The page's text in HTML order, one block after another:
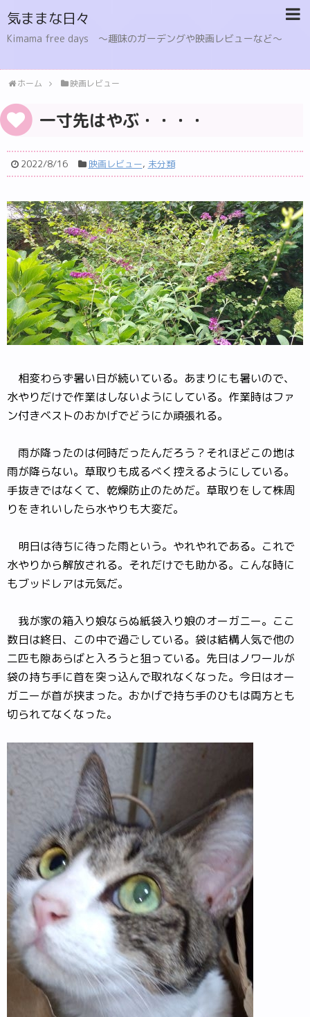
気ままな日々
Kimama free days 〜趣味のガーデングや映画レビューなど〜
ホーム 映画レビュー
一寸先はやぶ・・・・
2022/8/16 映画レビュー, 未分類
相変わらず暑い日が続いている。あまりにも暑いので、
水やりだけで作業はしないようにしている。作業時はファ
ン付きベストのおかげでどうにか頑張れる。
雨が降ったのは何時だったんだろう？それほどこの地は
雨が降らない。草取りも成るべく控えるようにしている。
手抜きではなくて、乾燥防止のためだ。草取りをして株周
りをきれいしたら水やりも大変だ。
明日は待ちに待った雨という。やれやれである。これで
水やりから解放される。それだけでも助かる。こんな時に
もブッドレアは元気だ。
我が家の箱入り娘ならぬ紙袋入り娘のオーガニー。ここ
数日は終日、この中で過ごしている。袋は結構人気で他の
二匹も隙あらばと入ろうと狙っている。先日はノワールが
袋の持ち手に首を突っ込んで取れなくなった。今日はオー
ガニーが首が挟まった。おかげで持ち手のひもは両方とも
切られてなくなった。